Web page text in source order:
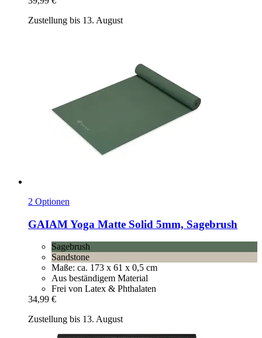
Zustellung bis 13. August
2 Optionen
GAIAMYoga Matte Solid 5mm, Sagebrush
Sagebrush
Sandstone
Maße: ca. 173 x 61 x 0,5 cm
Aus beständigem Material
Frei von Latex & Phthalaten
34,99 €
Zustellung bis 13. August